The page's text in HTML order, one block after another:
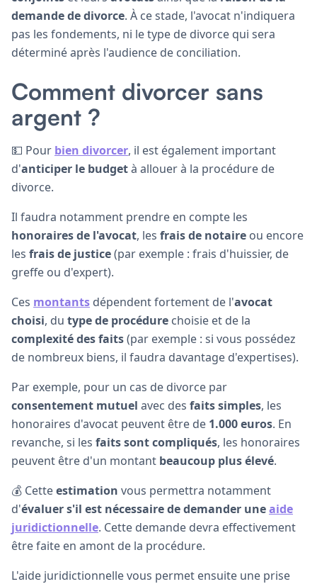
demande de divorce. À ce stade, l'avocat n'indiquera
pas les fondements, ni le type de divorce qui sera
déterminé après l'audience de conciliation.
Comment divorcer sans
argent ?
💵 Pour bien divorcer, il est également important
d'anticiper le budgetà allouer à la procédure de
divorce.
Il faudra notamment prendre en compte les
honoraires de l'avocat, les frais de notaire ou encore
les frais de justice(par exemple : frais d'huissier, de
greffe ou d'expert).
Ces montants dépendent fortement de l'avocat
choisi, du type de procédure choisie et de la
complexité des faits(par exemple : si vous possédez
de nombreux biens, il faudra davantage d'expertises).
Par exemple, pour un cas de divorce par
consentement mutuel avec des faits simples, les
honoraires d'avocat peuvent être de 1.000 euros. En
revanche, si les faits sont compliqués, les honoraires
peuvent être d'un montant beaucoup plus élevé.
💰 Cetteestimation vous permettra notamment
d'évaluer s'il est nécessaire de demander uneaide
juridictionnelle. Cette demande devra effectivement
être faite en amont de la procédure.
L'aide juridictionnelle vous permet ensuite une prise